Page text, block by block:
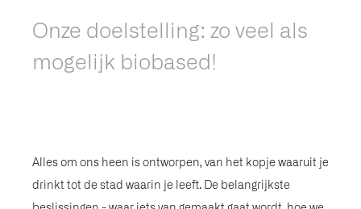
Onze doelstelling: zo veel als
mogelijk biobased!
Alles om ons heen is ontworpen, van het kopje waaruit je
drinkt tot de stad waarin je leeft. De belangrijkste